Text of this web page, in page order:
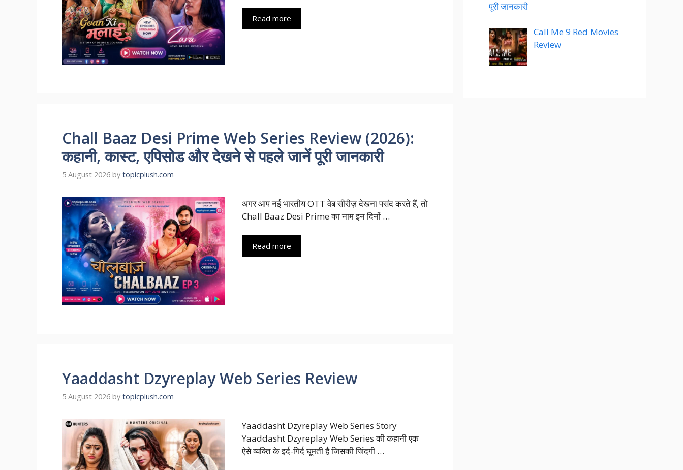
Read more
Chall Baaz Desi Prime Web Series Review (2026):
कहानी, कास्ट, एपिसोड और देखने से पहले जानें पूरी जानकारी
5 August 2026 by topicplush.com
अगर आप नई भारतीय OTT वेब सीरीज़ देखना पसंद करते हैं, तो
Chall Baaz Desi Prime का नाम इन दिनों …
Read more
Yaaddasht Dzyreplay Web Series Review
5 August 2026 by topicplush.com
Yaaddasht Dzyreplay Web Series Story
Yaaddasht Dzyreplay Web Series की कहानी एक
ऐसे व्यक्ति के इर्द-गिर्द घूमती है जिसकी जिंदगी …
पूरी जानकारी
Call Me 9 Red Movies
Review